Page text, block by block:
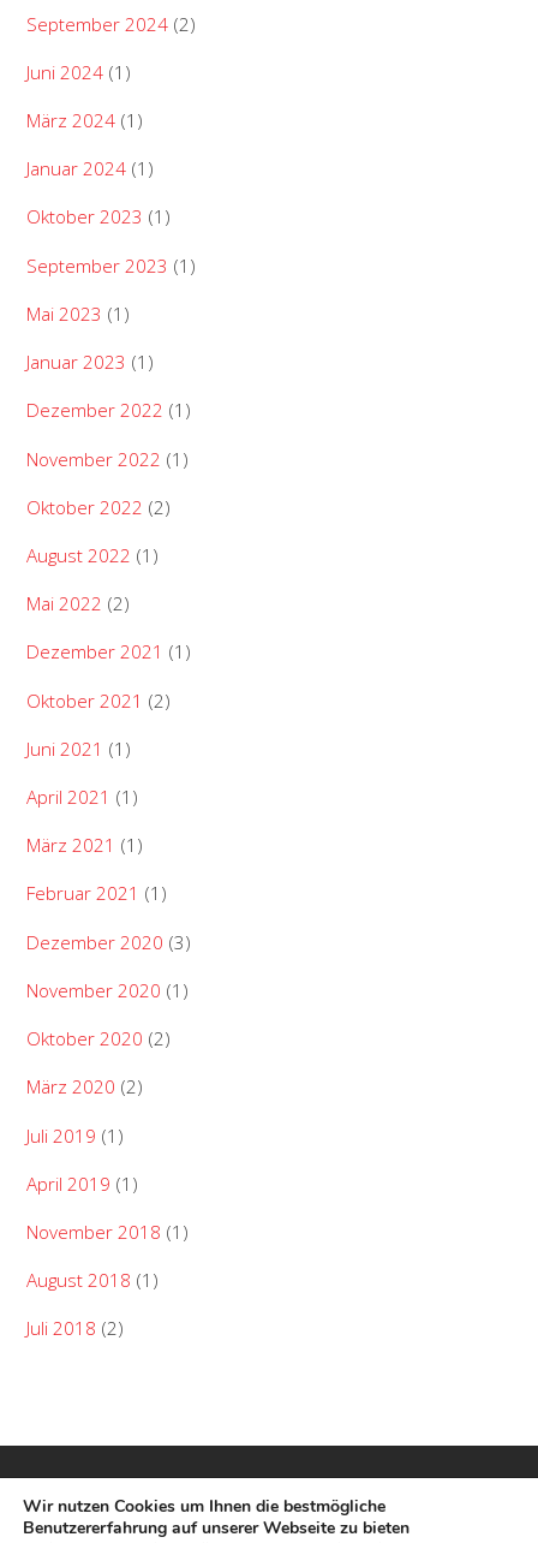
September 2024 (2)
Juni 2024 (1)
März 2024 (1)
Januar 2024 (1)
Oktober 2023 (1)
September 2023 (1)
Mai 2023 (1)
Januar 2023 (1)
Dezember 2022 (1)
November 2022 (1)
Oktober 2022 (2)
August 2022 (1)
Mai 2022 (2)
Dezember 2021 (1)
Oktober 2021 (2)
Juni 2021 (1)
April 2021 (1)
März 2021 (1)
Februar 2021 (1)
Dezember 2020 (3)
November 2020 (1)
Oktober 2020 (2)
März 2020 (2)
Juli 2019 (1)
April 2019 (1)
November 2018 (1)
August 2018 (1)
Juli 2018 (2)
Wir nutzen Cookies um Ihnen die bestmögliche
Benutzererfahrung auf unserer Webseite zu bieten